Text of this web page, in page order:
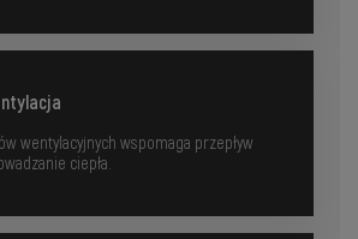
wentylacyjnych wspomaga przepływ
ciepła.